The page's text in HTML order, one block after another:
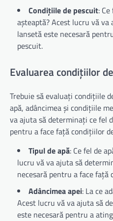
Condițiile de pescuit:
așteaptă? Acest lucru vă
lansetă este necesară
pescuit.
Evaluarea condițiilor
Trebuie să evaluați condițiile
apă, adâncimea și condițiile
va ajuta să determinați ce fel
pentru a face față condițiilor
Tipul de apă: Ce fel de
lucru vă va ajuta să
necesară pentru a face față
Adâncimea apei: La ce
Acest lucru vă va ajuta să
este necesară pentru a